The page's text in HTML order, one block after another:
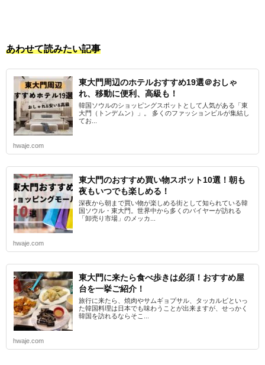
あわせて読みたい記事
東大門周辺のホテルおすすめ19選＠おしゃ
れ、移動に便利、高級も！
韓国ソウルのショッピングスポットとして人気がある「東
大門（トンデムン）」。 多くのファッションビルが集結し
てお...
hwaje.com
東大門のおすすめ買い物スポット10選！朝も
夜もいつでも楽しめる！
深夜から朝まで買い物が楽しめる街として知られている韓
国ソウル・東大門。世界中から多くのバイヤーが訪れる
「卸売り市場」のメッカ...
hwaje.com
東大門に来たら食べ歩きは必須！おすすめ屋
台を一挙ご紹介！
旅行に来たら、焼肉やサムギョプサル、タッカルビといっ
た韓国料理は日本でも味わうことが出来ますが、せっかく
韓国を訪れるならそこ...
hwaje.com